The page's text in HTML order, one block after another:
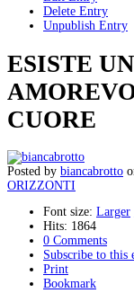
Delete Entry
Unpublish Entry
ESISTE
CUORE
Posted by biancabrotto
ORIZZONTI
Font size: Larger
Hits: 1864
0 Comments
Subscribe to this
Print
Bookmark